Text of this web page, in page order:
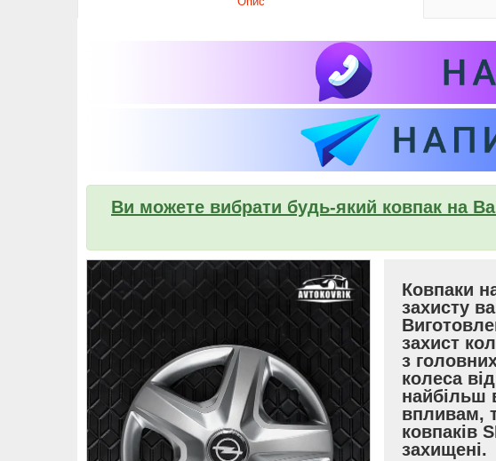
Ви можете вибрати будь-який ковпак на
Ковпаки
захисту
захист
з
колеса
найбільш
впливам,
ковпаків
захищені.